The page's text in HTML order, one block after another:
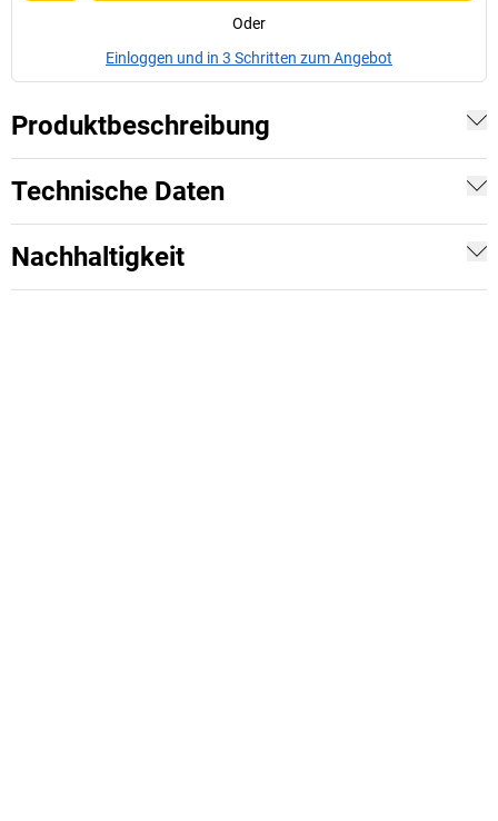
Oder
Einloggen und in 3 Schritten zum Angebot
Produktbeschreibung
Technische Daten
Nachhaltigkeit